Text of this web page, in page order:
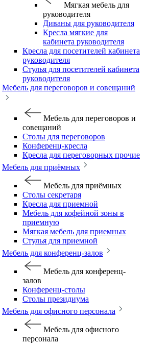
Мягкая мебель для
руководителя
Диваны для руководителя
Кресла мягкие для
кабинета руководителя
Кресла для посетителей кабинета
руководителя
Стулья для посетителей кабинета
руководителя
Мебель для переговоров и совещаний
Мебель для переговоров и
совещаний
Столы для переговоров
Конференц-кресла
Кресла для переговорных прочие
Мебель для приёмных
Мебель для приёмных
Столы секретаря
Кресла для приемной
Мебель для кофейной зоны в
приемную
Мягкая мебель для приемных
Стулья для приемной
Мебель для конференц-залов
Мебель для конференц-
залов
Конференц-столы
Столы президиума
Мебель для офисного персонала
Мебель для офисного
персонала